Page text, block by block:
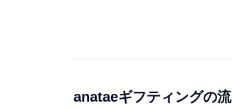
anataeギフティングの流